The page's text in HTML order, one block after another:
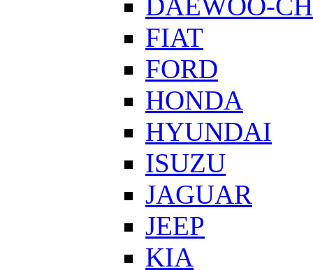
DAEWOO-
FIAT
FORD
HONDA
HYUNDAI
ISUZU
JAGUAR
JEEP
KIA